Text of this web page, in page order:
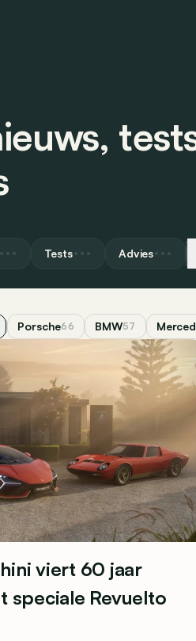
Tests Advies
Porsche66 BMW57
viert 60 jaar
speciale Revuelto